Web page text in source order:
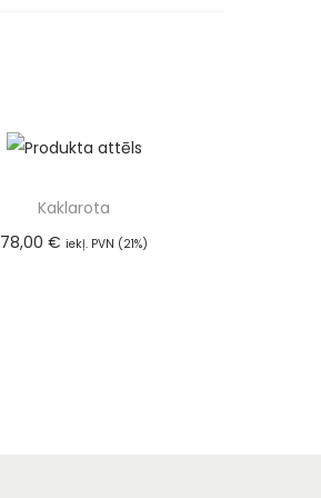
Kaklarota
78,00€ iekļ. PVN (21%)